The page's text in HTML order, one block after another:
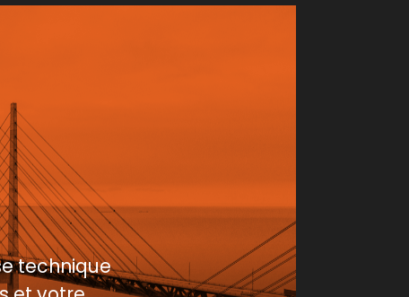
technique